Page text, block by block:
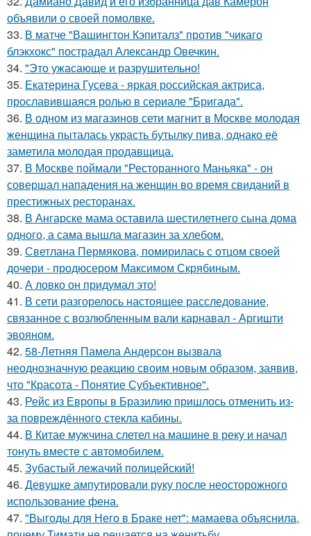
объявили о своей помолвке.
33. В матче "Вашингтон Кэпиталз" против "чикаго
блэкхокс" пострадал Александр Овечкин.
34. "Это ужасающе и разрушительно!
35. Екатерина Гусева - яркая российская актриса,
прославившаяся ролью в сериале "Бригада".
36. В одном из магазинов сети магнит в Москве молодая
женщина пыталась украсть бутылку пива, однако её
заметила молодая продавщица.
37. В Москве поймали "Ресторанного Маньяка" - он
совершал нападения на женщин во время свиданий в
престижных ресторанах.
38. В Ангарске мама оставила шестилетнего сына дома
одного, а сама вышла магазин за хлебом.
39. Светлана Пермякова, помирилась с отцом своей
дочери - продюсером Максимом Скрябиным.
40. А ловко он придумал это!
41. В сети разгорелось настоящее расследование,
связанное с возлюбленным вали карнавал - Аргишти
эвояном.
42. 58-Летняя Памела Андерсон вызвала
неоднозначную реакцию своим новым образом, заявив,
что "Красота - Понятие Субъективное".
43. Рейс из Европы в Бразилию пришлось отменить из-
за повреждённого стекла кабины.
44. В Китае мужчина слетел на машине в реку и начал
тонуть вместе с автомобилем.
45. Зубастый лежачий полицейский!
46. Девушке ампутировали руку после неосторожного
использование фена.
47. "Выгоды для Него в Браке нет": мамаева объяснила,